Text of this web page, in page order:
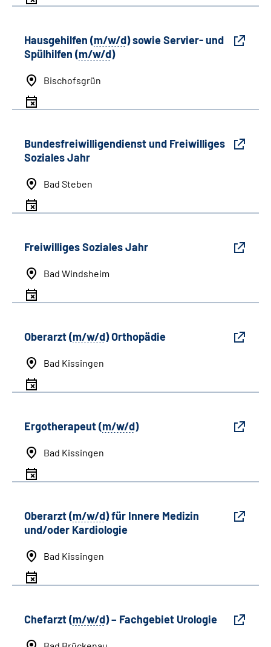
Hausgehilfen (m/w/d) sowie Servier- und
Spülhilfen (m/w/d)
Bischofsgrün
Bundesfreiwilligendienst und Freiwilliges
Soziales Jahr
Bad Steben
Freiwilliges Soziales Jahr
Bad Windsheim
Oberarzt (m/w/d) Orthopädie
Bad Kissingen
Ergotherapeut (m/w/d)
Bad Kissingen
Oberarzt (m/w/d) für Innere Medizin
und/oder Kardiologie
Bad Kissingen
Chefarzt (m/w/d) – Fachgebiet Urologie